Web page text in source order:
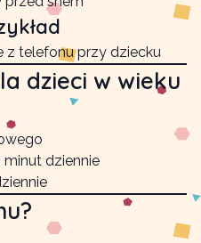
z telefonu przy dziecku
dzieci w wieku
dziennie